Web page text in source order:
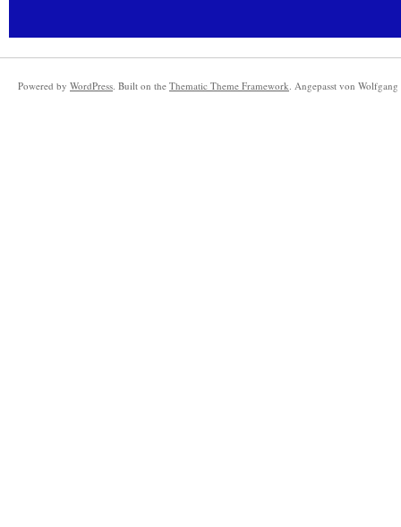
Powered by WordPress. Built on the Thematic Theme Framework. Angepasst von